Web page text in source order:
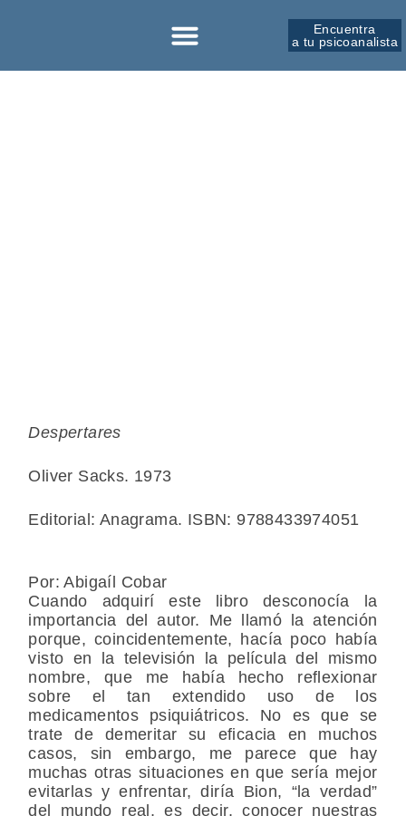
Encuentra
a tu psicoanalista
Despertares
Oliver Sacks. 1973
Editorial: Anagrama. ISBN: 9788433974051
Por: Abigaíl Cobar
Cuando adquirí este libro desconocía la
importancia del autor. Me llamó la atención
porque, coincidentemente, hacía poco había
visto en la televisión la película del mismo
nombre, que me había hecho reflexionar
sobre el tan extendido uso de los
medicamentos psiquiátricos. No es que se
trate de demeritar su eficacia en muchos
casos, sin embargo, me parece que hay
muchas otras situaciones en que sería mejor
evitarlas y enfrentar, diría Bion, “la verdad”
del mundo real, es decir, conocer nuestras